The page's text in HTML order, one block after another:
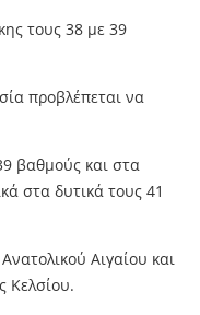
τους 38 με 39
προβλέπεται να
βαθμούς και στα
στα δυτικά τους 41
Αιγαίου και
Κελσίου.